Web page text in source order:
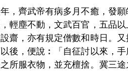
，齊武帝有病多月不癒，發
輕塵不動，文武百官，五品
齋，亦有規定僧數和時日。
後，便說︰「自征討以來，
所服衣物，並充檀捨。冀三